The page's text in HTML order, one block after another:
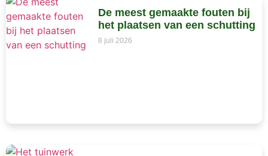
De meest gemaakte fouten bij
het plaatsen van een schutting
8 juli 2026